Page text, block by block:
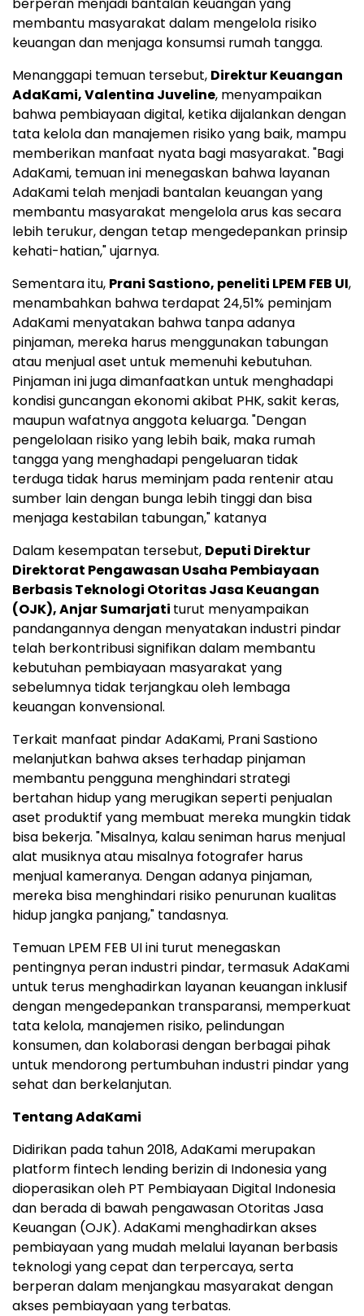
membantu masyarakat dalam mengelola risiko
keuangan dan menjaga konsumsi rumah tangga.
Menanggapi temuan tersebut, Direktur Keuangan
AdaKami, Valentina Juveline, menyampaikan
bahwa pembiayaan digital, ketika dijalankan dengan
tata kelola dan manajemen risiko yang baik, mampu
memberikan manfaat nyata bagi masyarakat. "Bagi
AdaKami, temuan ini menegaskan bahwa layanan
AdaKami telah menjadi bantalan keuangan yang
membantu masyarakat mengelola arus kas secara
lebih terukur, dengan tetap mengedepankan prinsip
kehati-hatian," ujarnya.
Sementara itu, Prani Sastiono, peneliti LPEM FEB UI,
menambahkan bahwa terdapat 24,51% peminjam
AdaKami menyatakan bahwa tanpa adanya
pinjaman, mereka harus menggunakan tabungan
atau menjual aset untuk memenuhi kebutuhan.
Pinjaman ini juga dimanfaatkan untuk menghadapi
kondisi guncangan ekonomi akibat PHK, sakit keras,
maupun wafatnya anggota keluarga. "Dengan
pengelolaan risiko yang lebih baik, maka rumah
tangga yang menghadapi pengeluaran tidak
terduga tidak harus meminjam pada rentenir atau
sumber lain dengan bunga lebih tinggi dan bisa
menjaga kestabilan tabungan," katanya
Dalam kesempatan tersebut, Deputi Direktur
Direktorat Pengawasan Usaha Pembiayaan
Berbasis Teknologi Otoritas Jasa Keuangan
(OJK), Anjar Sumarjati turut menyampaikan
pandangannya dengan menyatakan industri pindar
telah berkontribusi signifikan dalam membantu
kebutuhan pembiayaan masyarakat yang
sebelumnya tidak terjangkau oleh lembaga
keuangan konvensional.
Terkait manfaat pindar AdaKami, Prani Sastiono
melanjutkan bahwa akses terhadap pinjaman
membantu pengguna menghindari strategi
bertahan hidup yang merugikan seperti penjualan
aset produktif yang membuat mereka mungkin tidak
bisa bekerja. "Misalnya, kalau seniman harus menjual
alat musiknya atau misalnya fotografer harus
menjual kameranya. Dengan adanya pinjaman,
mereka bisa menghindari risiko penurunan kualitas
hidup jangka panjang," tandasnya.
Temuan LPEM FEB UI ini turut menegaskan
pentingnya peran industri pindar, termasuk AdaKami
untuk terus menghadirkan layanan keuangan inklusif
dengan mengedepankan transparansi, memperkuat
tata kelola, manajemen risiko, pelindungan
konsumen, dan kolaborasi dengan berbagai pihak
untuk mendorong pertumbuhan industri pindar yang
sehat dan berkelanjutan.
Tentang AdaKami
Didirikan pada tahun 2018, AdaKami merupakan
platform fintech lending berizin di Indonesia yang
dioperasikan oleh PT Pembiayaan Digital Indonesia
dan berada di bawah pengawasan Otoritas Jasa
Keuangan (OJK). AdaKami menghadirkan akses
pembiayaan yang mudah melalui layanan berbasis
teknologi yang cepat dan terpercaya, serta
berperan dalam menjangkau masyarakat dengan
akses pembiayaan yang terbatas.